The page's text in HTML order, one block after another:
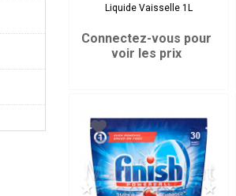
Liquide Vaisselle 1L
Connectez-vous pour
voir les prix